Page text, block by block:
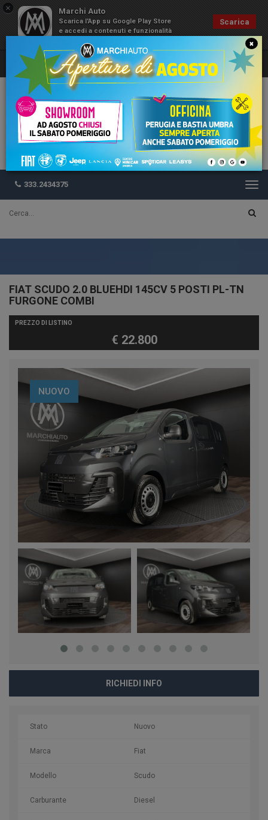
× Marchi Auto
Scarica l'App su Google Play Store
e accedi a contenuti e funzionalità
Scarica
333.2434375
FIAT SCUDO 2.0 BLUEHDI 145CV 5 POSTI PL-TN
FURGONE COMBI
PREZZO DI LISTINO
€ 22.800
NUOVO
RICHIEDI INFO
Stato Nuovo
Marca Fiat
Modello Scudo
Carburante Diesel
×